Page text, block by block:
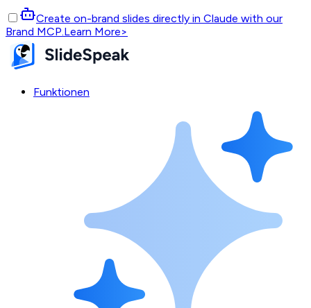
Create on-brand slides directly in Claude with our
Brand MCP.Learn More>
Funktionen